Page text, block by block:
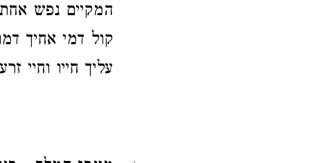
המקיים נפש
קול דמי אחיך
עליך חייו וחיי